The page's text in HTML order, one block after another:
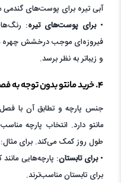
آبی تیره برای پوست‌های گندمی
•برای پوست‌های تیره:
فیروزه‌ای موجب درخشش چهره
و زیباتر به نظر برسد.
۴. خرید مانتو بدون توجه به فصل و جنس پارچه
جنس پارچه و تطابق آن با
مانتو دارد. انتخاب پارچه
طول روز کمک می‌کند. برای مثال:
•برای تابستان: پارچه‌هایی
برای تابستان مناسب‌ترند.